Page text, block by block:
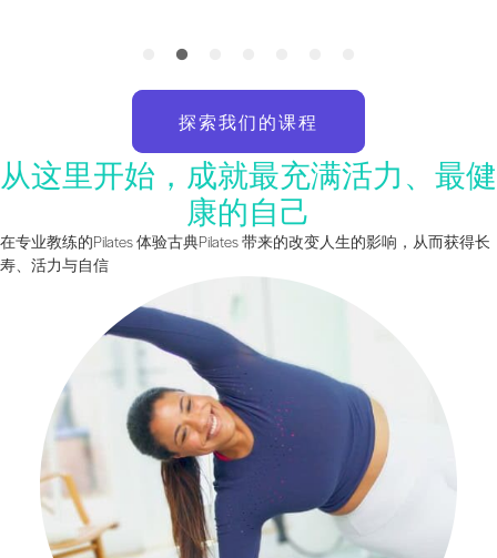
探索我们的课程
从这里开始，成就最充满活力、最健
康的自己
在专业教练的Pilates 体验古典Pilates 带来的改变人生的影响，从而获得长
寿、活力与自信